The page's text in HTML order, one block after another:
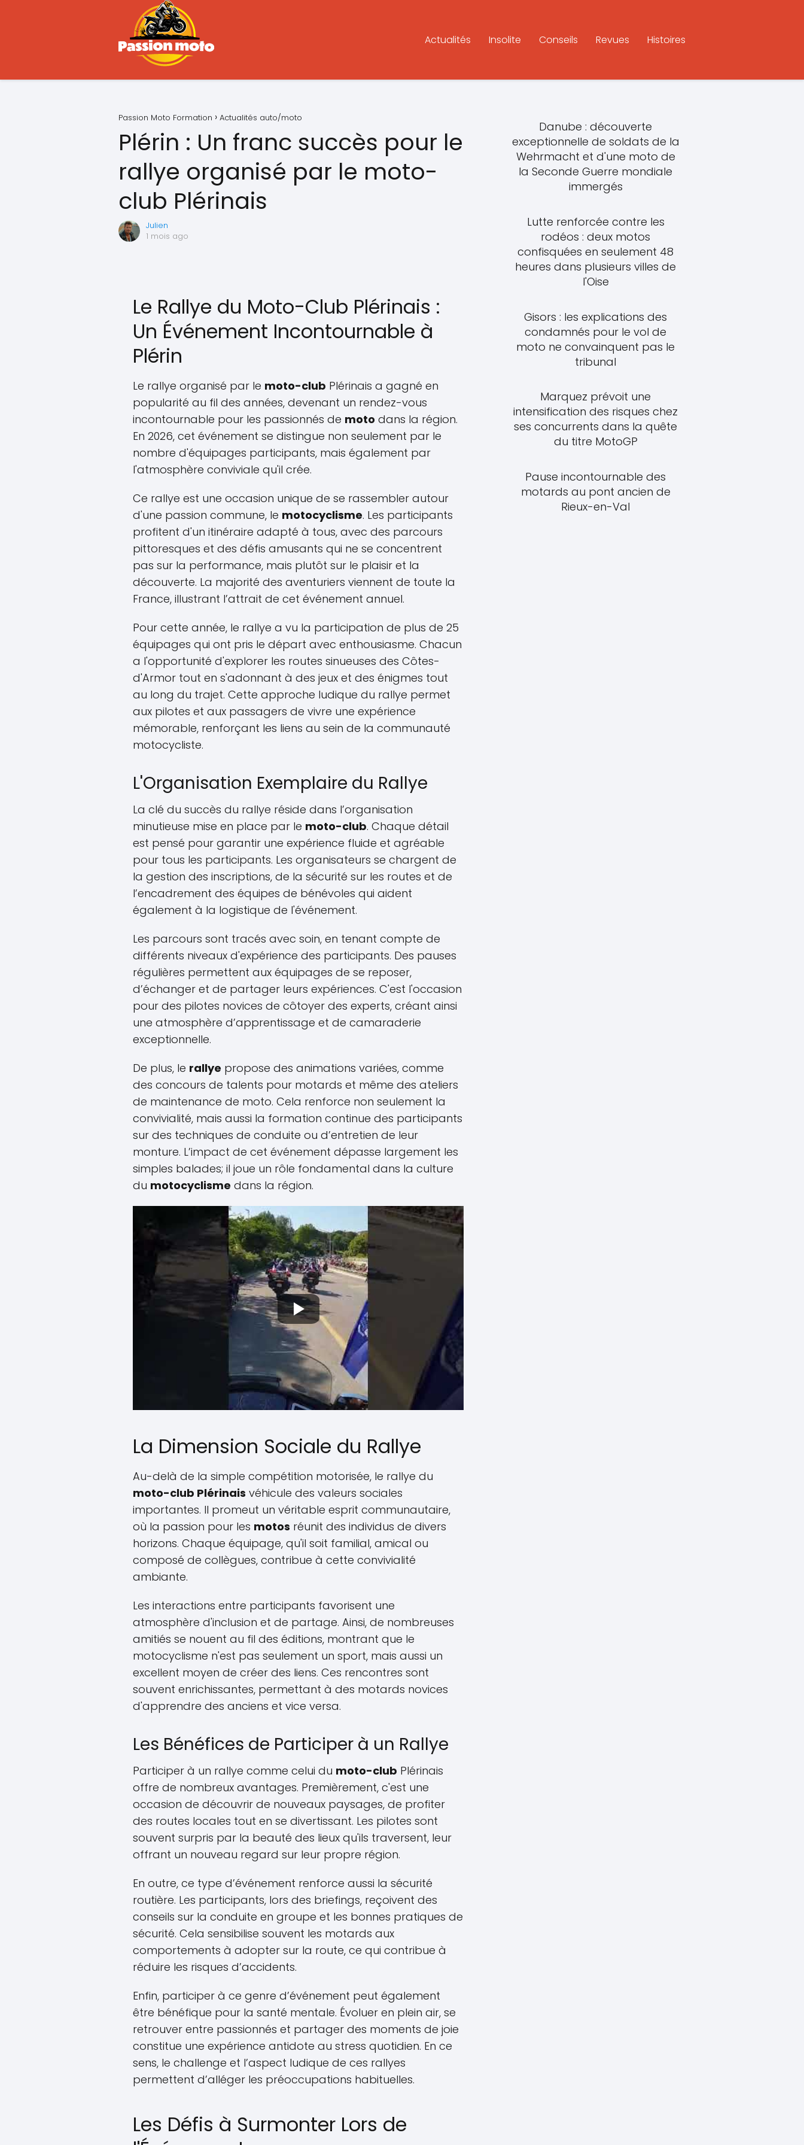
Actualités Insolite Conseils Revues Histoires
Passion Moto Formation Actualités auto/moto
Plérin : Un franc succès pour le
rallye organisé par le moto-
club Plérinais
Julien
1 mois ago
Le Rallye du Moto-Club Plérinais :
Un Événement Incontournable à
Plérin
Le rallye organisé par le moto-club Plérinais a gagné en
popularité au fil des années, devenant un rendez-vous
incontournable pour les passionnés de moto dans la région.
En 2026, cet événement se distingue non seulement par le
nombre d'équipages participants, mais également par
l'atmosphère conviviale qu'il crée.
Ce rallye est une occasion unique de se rassembler autour
d'une passion commune, le motocyclisme. Les participants
profitent d'un itinéraire adapté à tous, avec des parcours
pittoresques et des défis amusants qui ne se concentrent
pas sur la performance, mais plutôt sur le plaisir et la
découverte. La majorité des aventuriers viennent de toute la
France, illustrant l’attrait de cet événement annuel.
Pour cette année, le rallye a vu la participation de plus de 25
équipages qui ont pris le départ avec enthousiasme. Chacun
a l'opportunité d'explorer les routes sinueuses des Côtes-
d'Armor tout en s'adonnant à des jeux et des énigmes tout
au long du trajet. Cette approche ludique du rallye permet
aux pilotes et aux passagers de vivre une expérience
mémorable, renforçant les liens au sein de la communauté
motocycliste.
L'Organisation Exemplaire du Rallye
La clé du succès du rallye réside dans l’organisation
minutieuse mise en place par le moto-club. Chaque détail
est pensé pour garantir une expérience fluide et agréable
pour tous les participants. Les organisateurs se chargent de
la gestion des inscriptions, de la sécurité sur les routes et de
l’encadrement des équipes de bénévoles qui aident
également à la logistique de l'événement.
Les parcours sont tracés avec soin, en tenant compte de
différents niveaux d'expérience des participants. Des pauses
régulières permettent aux équipages de se reposer,
d’échanger et de partager leurs expériences. C'est l'occasion
pour des pilotes novices de côtoyer des experts, créant ainsi
une atmosphère d’apprentissage et de camaraderie
exceptionnelle.
De plus, le rallye propose des animations variées, comme
des concours de talents pour motards et même des ateliers
de maintenance de moto. Cela renforce non seulement la
convivialité, mais aussi la formation continue des participants
sur des techniques de conduite ou d’entretien de leur
monture. L’impact de cet événement dépasse largement les
simples balades; il joue un rôle fondamental dans la culture
du motocyclisme dans la région.
La Dimension Sociale du Rallye
Au-delà de la simple compétition motorisée, le rallye du
moto-club Plérinais véhicule des valeurs sociales
importantes. Il promeut un véritable esprit communautaire,
où la passion pour les motos réunit des individus de divers
horizons. Chaque équipage, qu'il soit familial, amical ou
composé de collègues, contribue à cette convivialité
ambiante.
Les interactions entre participants favorisent une
atmosphère d'inclusion et de partage. Ainsi, de nombreuses
amitiés se nouent au fil des éditions, montrant que le
motocyclisme n'est pas seulement un sport, mais aussi un
excellent moyen de créer des liens. Ces rencontres sont
souvent enrichissantes, permettant à des motards novices
d'apprendre des anciens et vice versa.
Les Bénéfices de Participer à un Rallye
Participer à un rallye comme celui du moto-club Plérinais
offre de nombreux avantages. Premièrement, c'est une
occasion de découvrir de nouveaux paysages, de profiter
des routes locales tout en se divertissant. Les pilotes sont
souvent surpris par la beauté des lieux qu'ils traversent, leur
offrant un nouveau regard sur leur propre région.
En outre, ce type d’événement renforce aussi la sécurité
routière. Les participants, lors des briefings, reçoivent des
conseils sur la conduite en groupe et les bonnes pratiques de
sécurité. Cela sensibilise souvent les motards aux
comportements à adopter sur la route, ce qui contribue à
réduire les risques d’accidents.
Enfin, participer à ce genre d’événement peut également
être bénéfique pour la santé mentale. Évoluer en plein air, se
retrouver entre passionnés et partager des moments de joie
constitue une expérience antidote au stress quotidien. En ce
sens, le challenge et l’aspect ludique de ces rallyes
permettent d’alléger les préoccupations habituelles.
Les Défis à Surmonter Lors de
Danube : découverte
exceptionnelle de soldats de la
Wehrmacht et d'une moto de
la Seconde Guerre mondiale
immergés
Lutte renforcée contre les
rodéos : deux motos
confisquées en seulement 48
heures dans plusieurs villes de
l'Oise
Gisors : les explications des
condamnés pour le vol de
moto ne convainquent pas le
tribunal
Marquez prévoit une
intensification des risques chez
ses concurrents dans la quête
du titre MotoGP
Pause incontournable des
motards au pont ancien de
Rieux-en-Val